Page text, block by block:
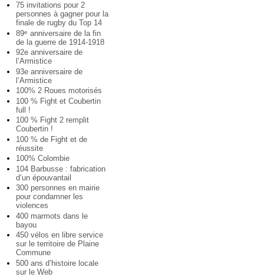
75 invitations pour 2
personnes à gagner pour la
finale de rugby du Top 14
89e anniversaire de la fin
de la guerre de 1914-1918
92e anniversaire de
l’Armistice
93e anniversaire de
l’Armistice
100% 2 Roues motorisés
100 % Fight et Coubertin
full !
100 % Fight 2 remplit
Coubertin !
100 % de Fight et de
réussite
100% Colombie
104 Barbusse : fabrication
d’un épouvantail
300 personnes en mairie
pour condamner les
violences
400 marmots dans le
bayou
450 vélos en libre service
sur le territoire de Plaine
Commune
500 ans d’histoire locale
sur le Web